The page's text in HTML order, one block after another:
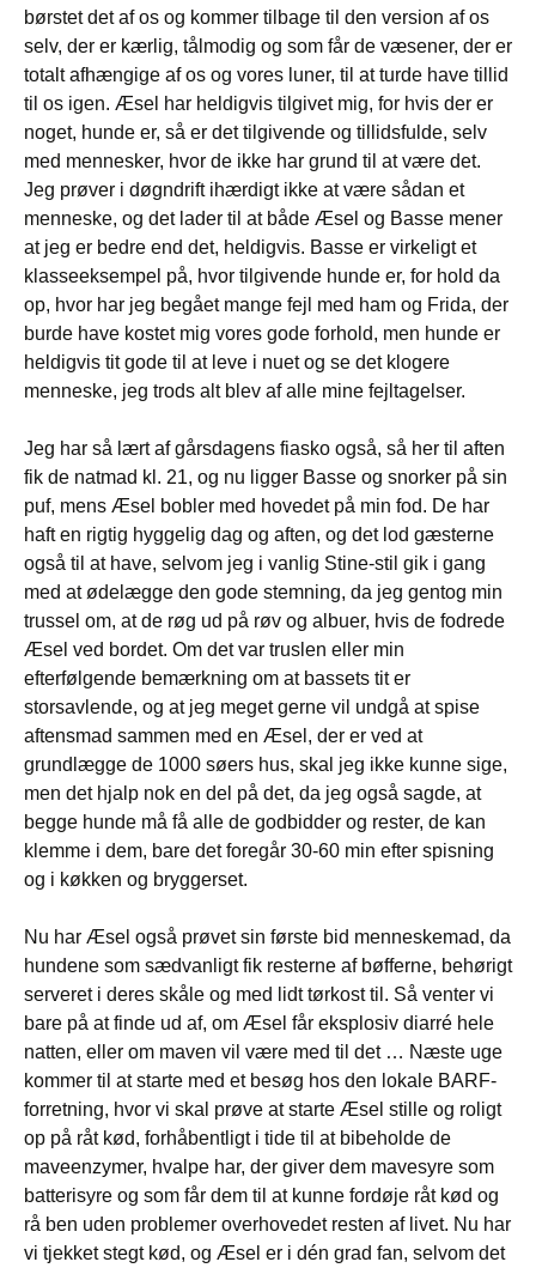
børstet det af os og kommer tilbage til den version af os
selv, der er kærlig, tålmodig og som får de væsener, der er
totalt afhængige af os og vores luner, til at turde have tillid
til os igen. Æsel har heldigvis tilgivet mig, for hvis der er
noget, hunde er, så er det tilgivende og tillidsfulde, selv
med mennesker, hvor de ikke har grund til at være det.
Jeg prøver i døgndrift ihærdigt ikke at være sådan et
menneske, og det lader til at både Æsel og Basse mener
at jeg er bedre end det, heldigvis. Basse er virkeligt et
klasseeksempel på, hvor tilgivende hunde er, for hold da
op, hvor har jeg begået mange fejl med ham og Frida, der
burde have kostet mig vores gode forhold, men hunde er
heldigvis tit gode til at leve i nuet og se det klogere
menneske, jeg trods alt blev af alle mine fejltagelser.
Jeg har så lært af gårsdagens fiasko også, så her til aften
fik de natmad kl. 21, og nu ligger Basse og snorker på sin
puf, mens Æsel bobler med hovedet på min fod. De har
haft en rigtig hyggelig dag og aften, og det lod gæsterne
også til at have, selvom jeg i vanlig Stine-stil gik i gang
med at ødelægge den gode stemning, da jeg gentog min
trussel om, at de røg ud på røv og albuer, hvis de fodrede
Æsel ved bordet. Om det var truslen eller min
efterfølgende bemærkning om at bassets tit er
storsavlende, og at jeg meget gerne vil undgå at spise
aftensmad sammen med en Æsel, der er ved at
grundlægge de 1000 søers hus, skal jeg ikke kunne sige,
men det hjalp nok en del på det, da jeg også sagde, at
begge hunde må få alle de godbidder og rester, de kan
klemme i dem, bare det foregår 30-60 min efter spisning
og i køkken og bryggerset.
Nu har Æsel også prøvet sin første bid menneskemad, da
hundene som sædvanligt fik resterne af bøfferne, behørigt
serveret i deres skåle og med lidt tørkost til. Så venter vi
bare på at finde ud af, om Æsel får eksplosiv diarré hele
natten, eller om maven vil være med til det … Næste uge
kommer til at starte med et besøg hos den lokale BARF-
forretning, hvor vi skal prøve at starte Æsel stille og roligt
op på råt kød, forhåbentligt i tide til at bibeholde de
maveenzymer, hvalpe har, der giver dem mavesyre som
batterisyre og som får dem til at kunne fordøje råt kød og
rå ben uden problemer overhovedet resten af livet. Nu har
vi tjekket stegt kød, og Æsel er i dén grad fan, selvom det